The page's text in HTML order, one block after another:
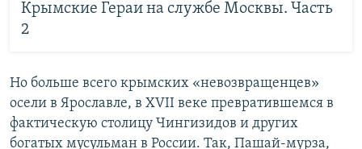
Крымские Гераи на службе Москвы. Часть
2
Но больше всего крымских «невозвращенцев»
осели в Ярославле, в XVII веке превратившемся в
фактическую столицу Чингизидов и других
богатых мусульман в России. Так, Пашай-мурза,